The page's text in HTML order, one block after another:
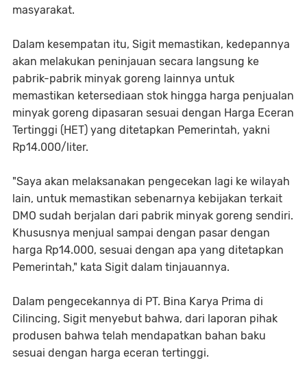
masyarakat.
Dalam kesempatan itu, Sigit memastikan, kedepannya
akan melakukan peninjauan secara langsung ke
pabrik-pabrik minyak goreng lainnya untuk
memastikan ketersediaan stok hingga harga penjualan
minyak goreng dipasaran sesuai dengan Harga Eceran
Tertinggi (HET) yang ditetapkan Pemerintah, yakni
Rp14.000/liter.
"Saya akan melaksanakan pengecekan lagi ke wilayah
lain, untuk memastikan sebenarnya kebijakan terkait
DMO sudah berjalan dari pabrik minyak goreng sendiri.
Khususnya menjual sampai dengan pasar dengan
harga Rp14.000, sesuai dengan apa yang ditetapkan
Pemerintah," kata Sigit dalam tinjauannya.
Dalam pengecekannya di PT. Bina Karya Prima di
Cilincing, Sigit menyebut bahwa, dari laporan pihak
produsen bahwa telah mendapatkan bahan baku
sesuai dengan harga eceran tertinggi.